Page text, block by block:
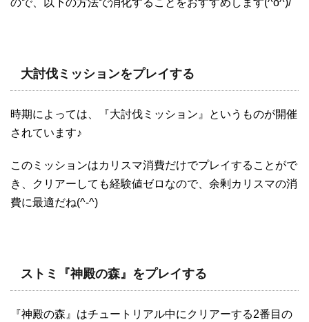
大討伐ミッションをプレイする
時期によっては、『大討伐ミッション』というものが開催
されています♪
このミッションはカリスマ消費だけでプレイすることがで
き、クリアーしても経験値ゼロなので、余剰カリスマの消
費に最適だね(^-^)
ストミ『神殿の森』をプレイする
『神殿の森』はチュートリアル中にクリアーする2番目の